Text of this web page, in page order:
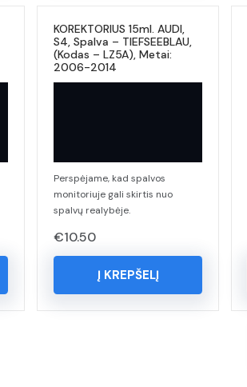
KOREKTORIUS 15ml. AUDI,
S4, Spalva – TIEFSEEBLAU,
(Kodas – LZ5A), Metai:
2006-2014
Perspėjame, kad spalvos
monitoriuje gali skirtis nuo
spalvų realybėje.
€10.50
Į KREPŠELĮ